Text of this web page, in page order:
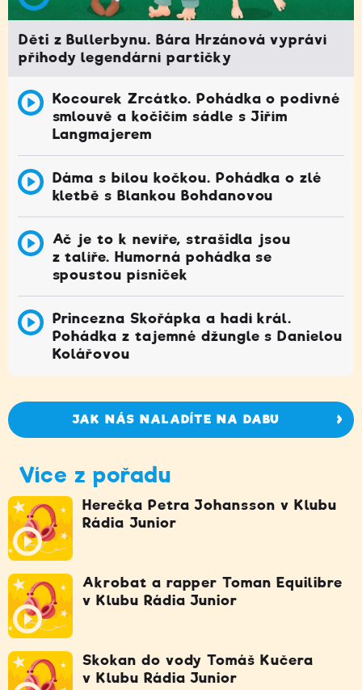
Děti z Bullerbynu. Bára Hrzánová vypráví
příhody legendární partičky
Kocourek Zrcátko. Pohádka o podivné
smlouvě a kočičím sádle s Jiřím
Langmajerem
Dáma s bílou kočkou. Pohádka o zlé
kletbě s Blankou Bohdanovou
Ač je to k nevíře, strašidla jsou
z talíře. Humorná pohádka se
spoustou písniček
Princezna Skořápka a hadí král.
Pohádka z tajemné džungle s Danielou
Kolářovou
JAK NÁS NALADÍTE NA DABU
Více z pořadu
Herečka Petra Johansson v Klubu
Rádia Junior
Akrobat a rapper Toman Equilibre
v Klubu Rádia Junior
Skokan do vody Tomáš Kučera
v Klubu Rádia Junior